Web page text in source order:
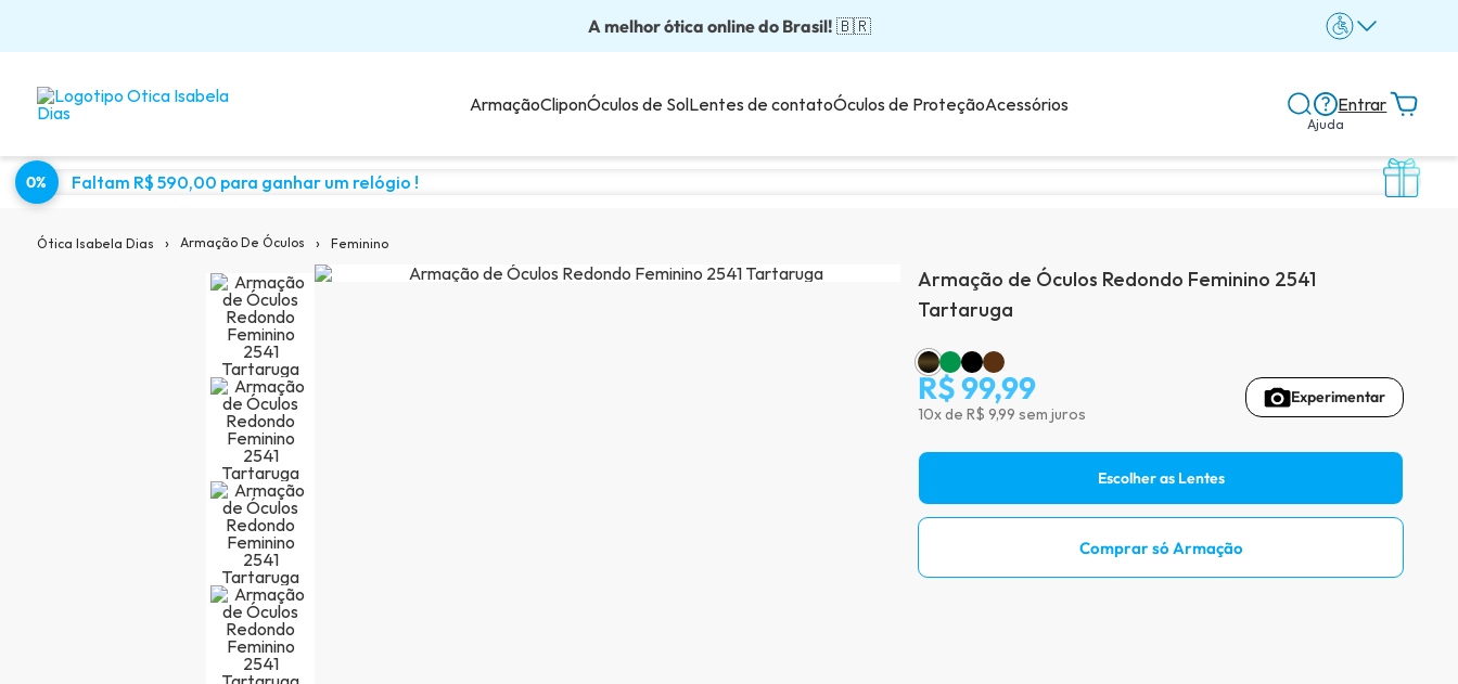
A melhor ótica online do Brasil! 🇧🇷
Óculos completos partir: R$199
Adquira em até 10x sem juros!💙
Enviamos para todo o Brasil!
Óculos de grau com preço justo!
ArmaçãoCliponÓculos de SolLentes de contatoÓculos de ProteçãoAcessórios
Ajuda
Avaliações dos clientes
Prove óculos online
Entrar
0% Faltam R$ 590,00 para ganhar um relógio !
Ótica Isabela Dias › Armação De Óculos › Feminino
Armação de Óculos Redondo Feminino 2541
Tartaruga
R$ 99,99
10x de R$ 9,99 sem juros
Experimentar
Escolher as Lentes
Comprar só Armação